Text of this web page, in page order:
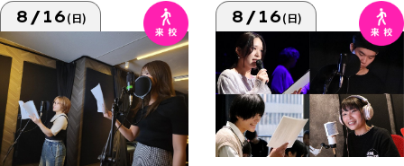
8/16(日) 8/16(日)